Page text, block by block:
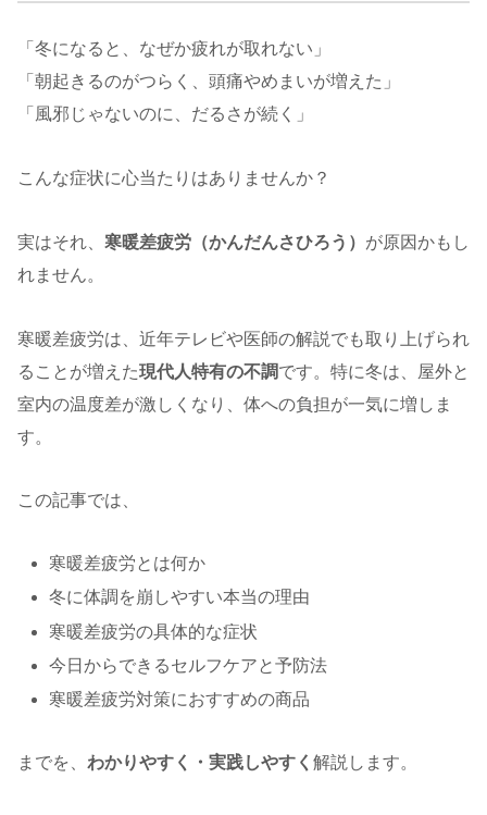
「冬になると、なぜか疲れが取れない」
「朝起きるのがつらく、頭痛やめまいが増えた」
「風邪じゃないのに、だるさが続く」
こんな症状に心当たりはありませんか？
実はそれ、 寒暖差疲労（かんだんさひろう） が原因かもし
れません。
寒暖差疲労は、近年テレビや医師の解説でも取り上げられ
ることが増えた現代人特有の不調です。特に冬は、屋外と
室内の温度差が激しくなり、体への負担が一気に増しま
す。
この記事では、
寒暖差疲労とは何か
冬に体調を崩しやすい本当の理由
寒暖差疲労の具体的な症状
今日からできるセルフケアと予防法
寒暖差疲労対策におすすめの商品
までを、 わかりやすく・実践しやすく 解説します。